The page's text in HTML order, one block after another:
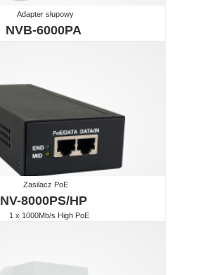
Adapter słupowy
NVB-6000PA
Zasilacz PoE
NV-8000PS/HP
1 x 1000Mb/s High PoE